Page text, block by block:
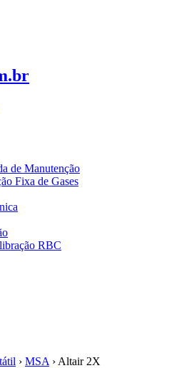
de Manutenção
Fixa de Gases
RBC
› MSA › Altair 2X